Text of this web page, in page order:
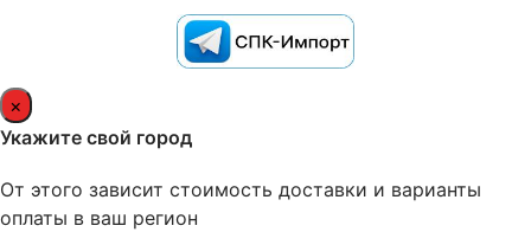
×
Укажите свой город
От этого зависит стоимость доставки и варианты
оплаты в ваш регион